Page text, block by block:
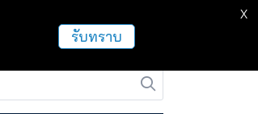
ฝากข่าวประชาสัมพันธ์
รับทราบ
X